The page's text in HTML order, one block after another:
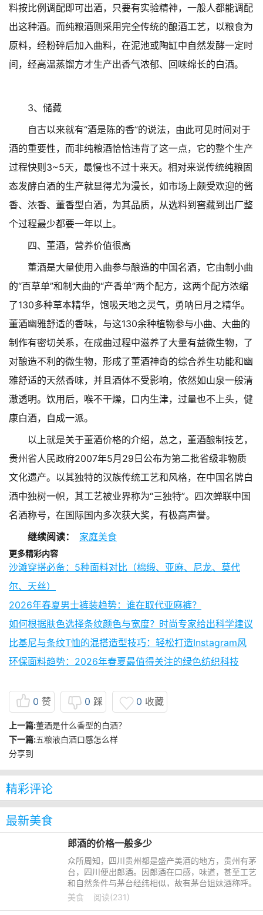
料按比例调配即可出酒，只要有实验精神，一般人都能调配
出这种酒。而纯粮酒则采用完全传统的酿酒工艺，以粮食为
原料，经粉碎后加入曲料，在泥池或陶缸中自然发酵一定时
间，经高温蒸馏方才生产出香气浓郁、回味绵长的白酒。
3、储藏
自古以来就有“酒是陈的香”的说法，由此可见时间对于
酒的重要性，而非纯粮酒恰恰违背了这一点，它的整个生产
过程快则3~5天，最慢也不过十来天。相对来说传统纯粮固
态发酵白酒的生产就显得尤为漫长，如市场上颇受欢迎的酱
香、浓香、董香型白酒，为其品质，从选料到窖藏到出厂整
个过程最少都要一年以上。
四、董酒，营养价值很高
董酒是大量使用入曲参与酿造的中国名酒，它由制小曲
的“百草单”和制大曲的“产香单”两个配方，这两个配方浓缩
了130多种草本精华，饱吸天地之灵气，勇呐日月之精华。
董酒幽雅舒适的香味，与这130余种植物参与小曲、大曲的
制作有密切关系，在成曲过程中滋养了大量有益微生物，了
对酿造不利的微生物，形成了董酒神奇的综合养生功能和幽
雅舒适的天然香味，并且酒体不受影响，依然如山泉一般清
澈透明。饮用后，喉不干燥，口内生津，过量也不上头，健
康白酒，自成一派。
以上就是关于董酒价格的介绍，总之，董酒酿制技艺，
贵州省人民政府2007年5月29日公布为第二批省级非物质
文化遗产。以其独特的汉族传统工艺和风格，在中国名牌白
酒中独树一帜，其工艺被业界称为“三独特”。四次蝉联中国
名酒称号，在国际国内多次获大奖，有极高声誉。
继续阅读：
家庭美食
更多精彩内容
沙滩穿搭必备：5种面料对比（棉缎、亚麻、尼龙、莫代
尔、天丝）
2026年春夏男士裤装趋势：谁在取代亚麻裤？
如何根据肤色选择条纹颜色与宽度？时尚专家给出科学建议
比基尼与条纹T恤的混搭造型技巧：轻松打造Instagram风
环保面料趋势：2026年春夏最值得关注的绿色纺织科技
0 赞 0 踩 0 收藏
上一篇:董酒是什么香型的白酒？
下一篇:五粮液白酒口感怎么样
分享到
精彩评论
最新美食
郎酒的价格一般多少
众所周知，四川贵州都是盛产美酒的地方，贵州有茅
台，四川便出郎酒。因郎酒在口感，味道，甚至工艺
和自然条件与茅台经纬相似，故有茅台姐妹酒称呼。
也算是对两种酒的一种肯定，那这样的酒价格多少
美食 阅读(231)